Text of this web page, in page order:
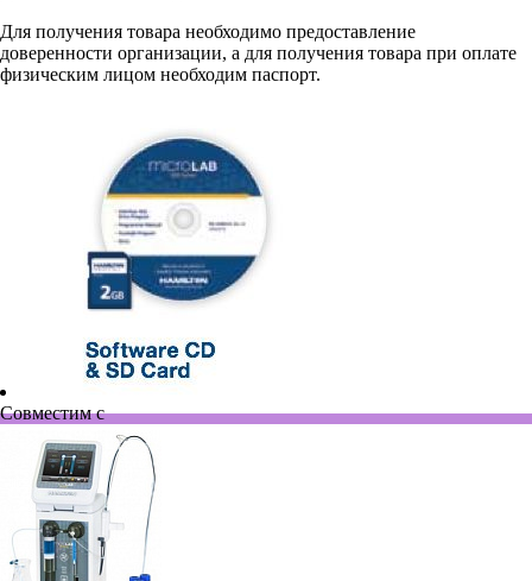
Для получения товара необходимо предоставление
доверенности организации, а для получения товара при оплате
физическим лицом необходим паспорт.
Совместим с